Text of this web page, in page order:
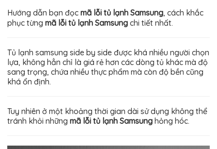
Hướng dẫn bạn đọc mã lỗi tủ lạnh Samsung, cách khắc
phục từng mã lỗi tủ lạnh Samsung chi tiết nhất.
Tủ lạnh samsung side by side được khá nhiều người chọn
lựa, không hẳn chỉ là giá rẻ hơn các dòng tủ khác mà độ
sang trọng, chứa nhiều thực phẩm mà còn độ bền cũng
khá ổn định.
Tuy nhiên ở một khoảng thời gian dài sử dụng không thể
tránh khỏi những mã lỗi tủ lạnh Samsung hỏng hóc.